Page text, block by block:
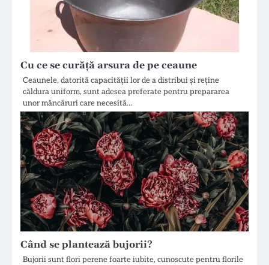
Cu ce se curăță arsura de pe ceaune
Ceaunele, datorită capacității lor de a distribui și reține
căldura uniform, sunt adesea preferate pentru prepararea
unor mâncăruri care necesită…
Când se plantează bujorii?
Bujorii sunt flori perene foarte iubite, cunoscute pentru florile